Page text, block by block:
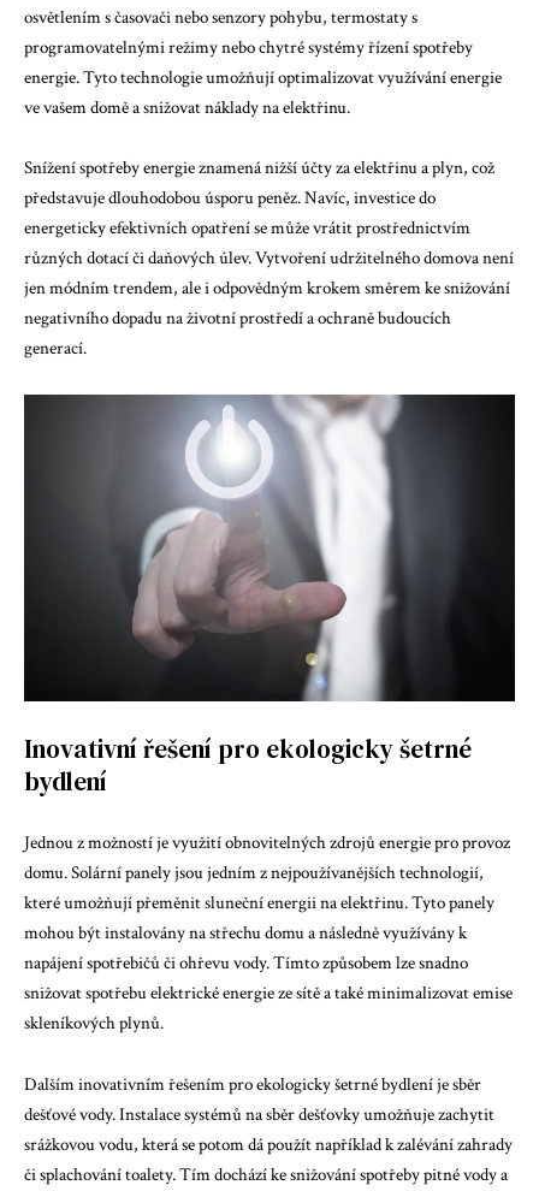
osvětlením s časovači nebo senzory pohybu, termostaty s
programovatelnými režimy nebo chytré systémy řízení spotřeby
energie. Tyto technologie umožňují optimalizovat využívání energie
ve vašem domě a snižovat náklady na elektřinu.
Snížení spotřeby energie znamená nižší účty za elektřinu a plyn, což
představuje dlouhodobou úsporu peněz. Navíc, investice do
energeticky efektivních opatření se může vrátit prostřednictvím
různých dotací či daňových úlev. Vytvoření udržitelného domova není
jen módním trendem, ale i odpovědným krokem směrem ke snižování
negativního dopadu na životní prostředí a ochraně budoucích
generací.
Inovativní řešení pro ekologicky šetrné
bydlení
Jednou z možností je využití obnovitelných zdrojů energie pro provoz
domu. Solární panely jsou jedním z nejpoužívanějších technologií,
které umožňují přeměnit sluneční energii na elektřinu. Tyto panely
mohou být instalovány na střechu domu a následně využívány k
napájení spotřebičů či ohřevu vody. Tímto způsobem lze snadno
snižovat spotřebu elektrické energie ze sítě a také minimalizovat emise
skleníkových plynů.
Dalším inovativním řešením pro ekologicky šetrné bydlení je sběr
dešťové vody. Instalace systémů na sběr dešťovky umožňuje zachytit
srážkovou vodu, která se potom dá použít například k zalévání zahrady
či splachování toalety. Tím dochází ke snižování spotřeby pitné vody a